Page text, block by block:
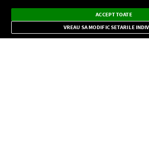
Dark
Mode
Radio live, podcasturi, știri și alerte
importante.
ACCEPT TOATE
VREAU SA MODIFIC SETARILE